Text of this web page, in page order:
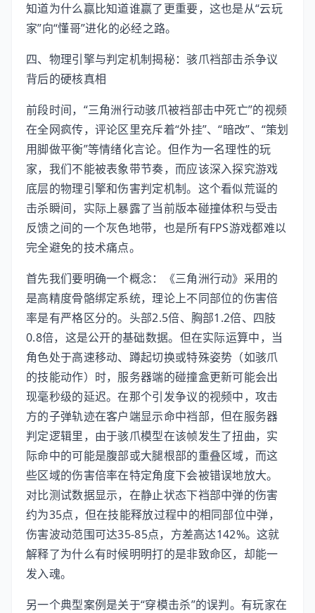
知道为什么赢比知道谁赢了更重要，这也是从“云玩
家”向“懂哥”进化的必经之路。
四、物理引擎与判定机制揭秘：骇爪裆部击杀争议
背后的硬核真相
前段时间，“三角洲行动骇爪被裆部击中死亡”的视频
在全网疯传，评论区里充斥着“外挂”、“暗改”、“策划
用脚做平衡”等情绪化言论。但作为一名理性的玩
家，我们不能被表象带节奏，而应该深入探究游戏
底层的物理引擎和伤害判定机制。这个看似荒诞的
击杀瞬间，实际上暴露了当前版本碰撞体积与受击
反馈之间的一个灰色地带，也是所有FPS游戏都难以
完全避免的技术痛点。
首先我们要明确一个概念：《三角洲行动》采用的
是高精度骨骼绑定系统，理论上不同部位的伤害倍
率是有严格区分的。头部2.5倍、胸部1.2倍、四肢
0.8倍，这是公开的基础数据。但在实际运算中，当
角色处于高速移动、蹲起切换或特殊姿势（如骇爪
的技能动作）时，服务器端的碰撞盒更新可能会出
现毫秒级的延迟。在那个引发争议的视频中，攻击
方的子弹轨迹在客户端显示命中裆部，但在服务器
判定逻辑里，由于骇爪模型在该帧发生了扭曲，实
际命中的可能是腹部或大腿根部的重叠区域，而这
些区域的伤害倍率在特定角度下会被错误地放大。
对比测试数据显示，在静止状态下裆部中弹的伤害
约为35点，但在技能释放过程中的相同部位中弹，
伤害波动范围可达35-85点，方差高达142%。这就
解释了为什么有时候明明打的是非致命区，却能一
发入魂。
另一个典型案例是关于“穿模击杀”的误判。有玩家在